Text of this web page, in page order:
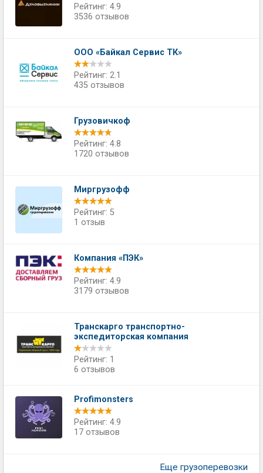
Рейтинг: 4.9
3536 отзывов
ООО «Байкал Сервис ТК»
Рейтинг: 2.1
435 отзывов
Грузовичкоф
Рейтинг: 4.8
1720 отзывов
Миргрузофф
Рейтинг: 5
1 отзыв
Компания «ПЭК»
Рейтинг: 4.9
3179 отзывов
Транскарго транспортно-
экспедиторская компания
Рейтинг: 1
6 отзывов
Profimonsters
Рейтинг: 4.9
17 отзывов
Еще грузоперевозки